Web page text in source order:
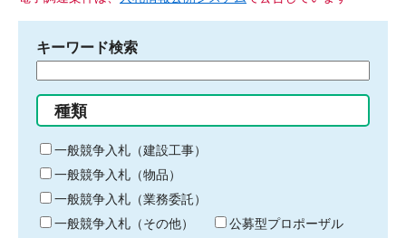
キーワード検索
る
キ
ー
ワ
ー
ド
種類
一般競争入札（建設工事）
一般競争入札（物品）
一般競争入札（業務委託）
一般競争入札（その他）
公募型プロポーザル